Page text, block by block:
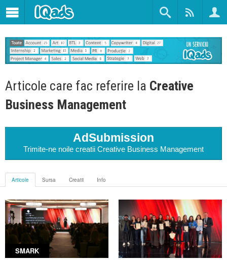
Articole care fac referire la Creative
Business Management
AdSubmission
Trimite-ne noile creatii Creative Business Management
Articole Sursa Creatii Info
SMARK